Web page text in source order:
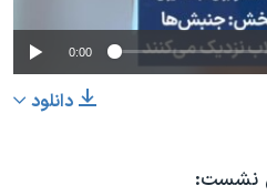
0:00
دانلود
نشست: